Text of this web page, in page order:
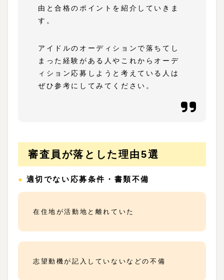
由と合格のポイントを紹介していきま
す。
アイドルのオーディションで落ちてし
まった経験がある人やこれからオーデ
ィション応募しようと考えている人は
ぜひ参考にしてみてください。
審査員が落とした理由5選
●適切でない応募条件・書類不備
在住地が活動地と離れていた
志望動機が記入していないなどの不備